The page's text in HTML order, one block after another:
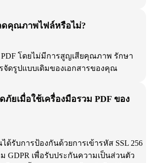
ดคุณภาพไฟล์หรือไม่?
PDF โดยไม่มีการสูญเสียคุณภาพ รักษา
จัดรูปแบบเดิมของเอกสารของคุณ
ยเมื่อใช้เครื่องมือรวม PDF ของ
รับการป้องกันด้วยการเข้ารหัส SSL 256
GDPR เพื่อรับประกันความเป็นส่วนตัว